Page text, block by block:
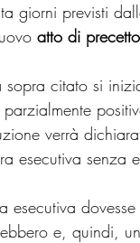
giorni previsti
atto di precetto
sopra citato si
parzialmente
verrà
esecutiva senza
esecutiva
e, quindi,